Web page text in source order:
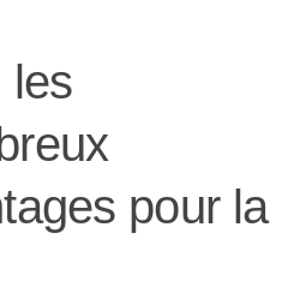
les
pour la